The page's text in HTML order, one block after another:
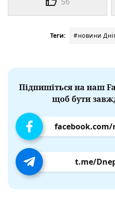
Теги: #новини
Підпишіться на наш
щоб бути
t.me/